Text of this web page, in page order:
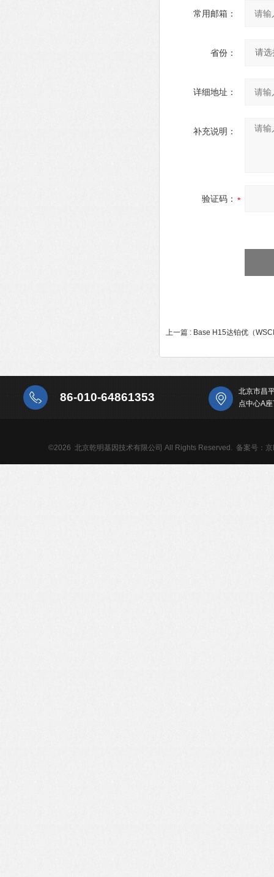
常用邮箱：
省份：
详细地址：
补充说明：
验证码：
上一篇 : Base H15达铂优（
86-010-64861353
北京市昌
点中心A
©2026 北京乾明基因技术有限公司 All Rights Reserved.备案号：